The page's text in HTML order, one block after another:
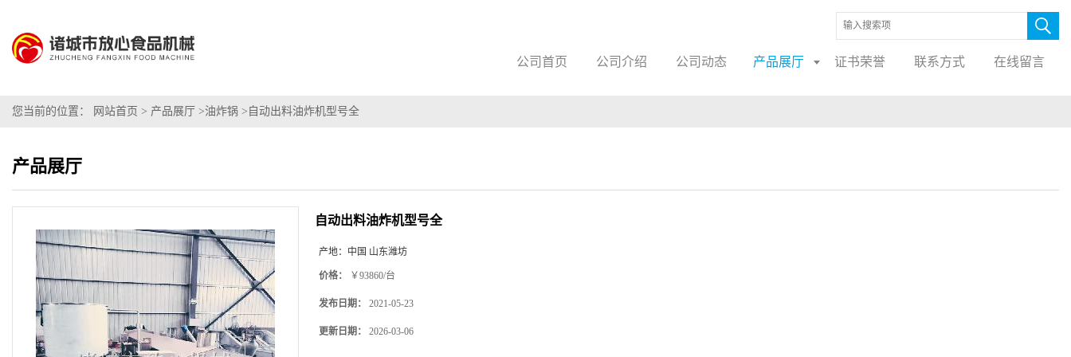
公司首页 公司介绍 公司动态 产品展厅 证书荣誉 联系方式 在线留言
您当前的位置： 网站首页 > 产品展厅 >油炸锅 > 自动出料油炸机型号全
产品展厅
自动出料油炸机型号全
产地： 中国 山东潍坊
价格： ￥93860/台
发布日期： 2021-05-23
更新日期： 2026-03-06